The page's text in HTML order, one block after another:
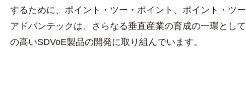
するために、ポイント・ツー・ポイント、ポイント・ツ
アドバンテックは、さらなる垂直産業の育成の一環とし
の高いSDVoE製品の開発に取り組んでいます。